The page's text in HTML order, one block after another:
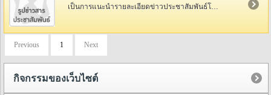
เป็นการแนะนำรายละเอียดข่าวประชาสัมพันธ์โดยย่อ ซึ่งเป็นการเกริ่นนำก่อนดูรายละเอียดทั้งหมด ที่อยู่ด้านใน
Previous 1 Next
กิจกรรมของเว็บไซต์